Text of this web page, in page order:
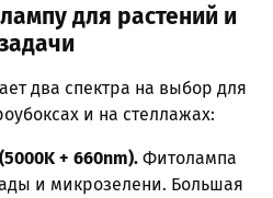
для растений и
два спектра на выбор для
и на стеллажах:
+ 660nm). Фитолампа
и микрозелени. Большая